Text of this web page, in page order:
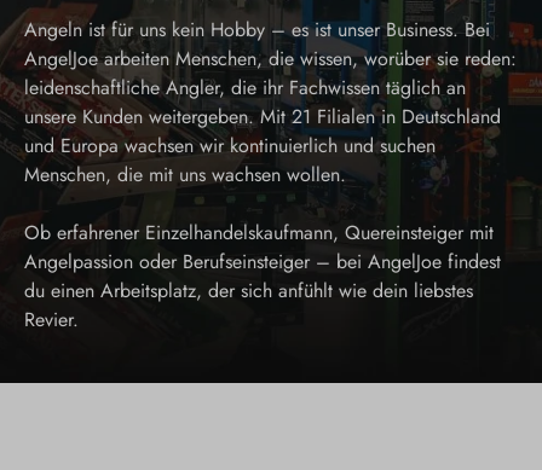
Angeln ist für uns kein Hobby – es ist unser Business. Bei
AngelJoe arbeiten Menschen, die wissen, worüber sie reden:
leidenschaftliche Angler, die ihr Fachwissen täglich an
unsere Kunden weitergeben. Mit 21 Filialen in Deutschland
und Europa wachsen wir kontinuierlich und suchen
Menschen, die mit uns wachsen wollen.
Ob erfahrener Einzelhandelskaufmann, Quereinsteiger mit
Angelpassion oder Berufseinsteiger – bei AngelJoe findest
du einen Arbeitsplatz, der sich anfühlt wie dein liebstes
Revier.